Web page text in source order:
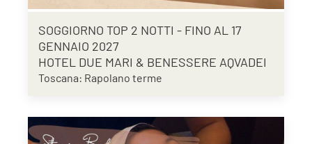
SOGGIORNO TOP 2 NOTTI - FINO AL 17
GENNAIO 2027
HOTEL DUE MARI & BENESSERE AQVADEI
Toscana: Rapolano terme